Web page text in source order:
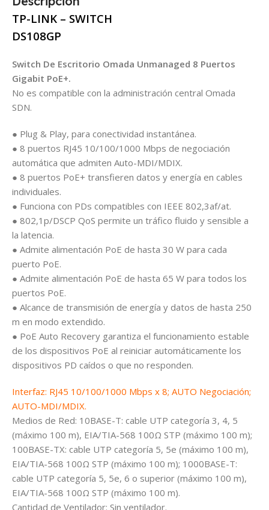
TP-LINK – SWITCH
DS108GP
Switch De Escritorio Omada Unmanaged 8 Puertos
Gigabit PoE+.
No es compatible con la administración central Omada
SDN.
● Plug & Play, para conectividad instantánea.
● 8 puertos RJ45 10/100/1000 Mbps de negociación
automática que admiten Auto-MDI/MDIX.
● 8 puertos PoE+ transfieren datos y energía en cables
individuales.
● Funciona con PDs compatibles con IEEE 802,3af/at.
● 802,1p/DSCP QoS permite un tráfico fluido y sensible a
la latencia.
● Admite alimentación PoE de hasta 30 W para cada
puerto PoE.
● Admite alimentación PoE de hasta 65 W para todos los
puertos PoE.
● Alcance de transmisión de energía y datos de hasta 250
m en modo extendido.
● PoE Auto Recovery garantiza el funcionamiento estable
de los dispositivos PoE al reiniciar automáticamente los
dispositivos PD caídos o que no responden.
Interfaz: RJ45 10/100/1000 Mbps x 8; AUTO Negociación;
AUTO-MDI/MDIX.
Medios de Red: 10BASE-T: cable UTP categoría 3, 4, 5
(máximo 100 m), EIA/TIA-568 100Ω STP (máximo 100 m);
100BASE-TX: cable UTP categoría 5, 5e (máximo 100 m),
EIA/TIA-568 100Ω STP (máximo 100 m); 1000BASE-T:
cable UTP categoría 5, 5e, 6 o superior (máximo 100 m),
EIA/TIA-568 100Ω STP (máximo 100 m).
Cantidad de Ventilador: Sin ventilador.